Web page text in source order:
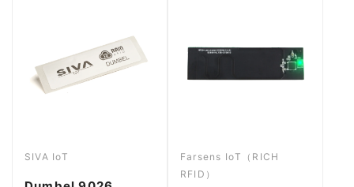
SIVA IoT
Farsens IoT（RICH
RFID）